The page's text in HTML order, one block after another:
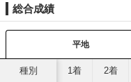
総合成績
平地
種別 1着 2着